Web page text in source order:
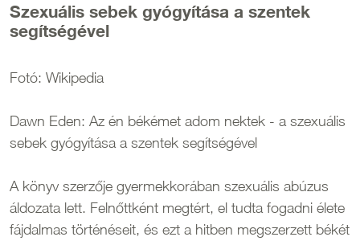
Szexuális sebek gyógyítása a szentek
segítségével
Fotó: Wikipedia
Dawn Eden: Az én békémet adom nektek - a szexuális
sebek gyógyítása a szentek segítségével
A könyv szerzője gyermekkorában szexuális abúzus
áldozata lett. Felnőttként megtért, el tudta fogadni élete
fájdalmas történéseit, és ezt a hitben megszerzett békét